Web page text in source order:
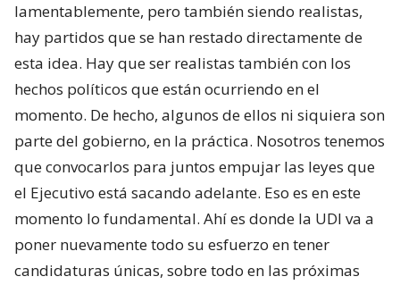
lamentablemente, pero también siendo realistas,
hay partidos que se han restado directamente de
esta idea. Hay que ser realistas también con los
hechos políticos que están ocurriendo en el
momento. De hecho, algunos de ellos ni siquiera son
parte del gobierno, en la práctica. Nosotros tenemos
que convocarlos para juntos empujar las leyes que
el Ejecutivo está sacando adelante. Eso es en este
momento lo fundamental. Ahí es donde la UDI va a
poner nuevamente todo su esfuerzo en tener
candidaturas únicas, sobre todo en las próximas